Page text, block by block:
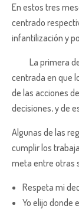
En estos tres
centrado
infantilización y
La primera
centrada en que
de las acciones
decisiones, y de
Algunas de las
cumplir los
meta entre otras
Respeta mi
Yo elijo donde